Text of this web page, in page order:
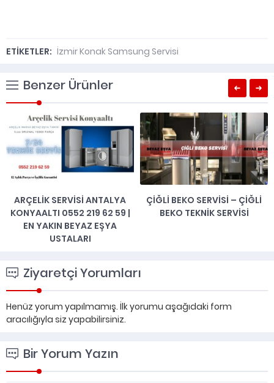
ETİKETLER: İzmir Konak Samsung Servisi
Benzer Ürünler
ARÇELIK SERVISI ANTALYA
KONYAALTI 0552 219 62 59 |
EN YAKIN BEYAZ EŞYA
USTALARI
ÇIĞLI BEKO SERVISI – ÇIĞLI
BEKO TEKNIK SERVISI
Ziyaretçi Yorumları
Henüz yorum yapılmamış. İlk yorumu aşağıdaki form
aracılığıyla siz yapabilirsiniz.
Bir Yorum Yazın